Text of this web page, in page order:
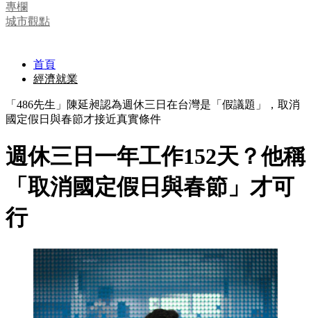
專欄
城市觀點
首頁
經濟就業
「486先生」陳延昶認為週休三日在台灣是「假議題」，取消
國定假日與春節才接近真實條件
週休三日一年工作152天？他稱
「取消國定假日與春節」才可
行